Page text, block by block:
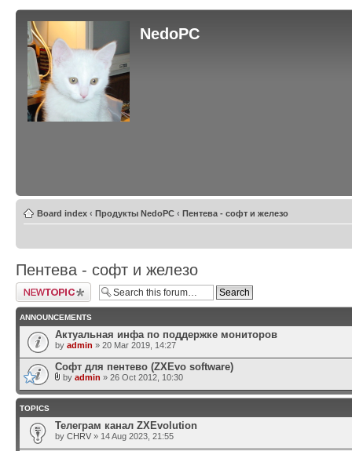
NedoPC
Board index ‹ Продукты NedoPC ‹ Пентева - софт и железо
Пентева - софт и железо
Post a new topic
ANNOUNCEMENTS
Актуальная инфа по поддержке мониторов
by admin » 20 Mar 2019, 14:27
Софт для пентево (ZXEvo software)
by admin » 26 Oct 2012, 10:30
TOPICS
Телеграм канал ZXEvolution
by CHRV » 14 Aug 2023, 21:55